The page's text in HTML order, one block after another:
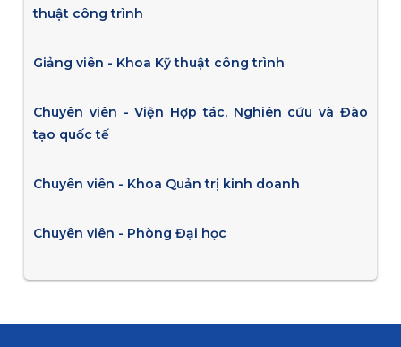
thuật công trình
Giảng viên - Khoa Kỹ thuật công trình
Chuyên viên - Viện Hợp tác, Nghiên cứu và Đào
tạo quốc tế
Chuyên viên - Khoa Quản trị kinh doanh
Chuyên viên - Phòng Đại học